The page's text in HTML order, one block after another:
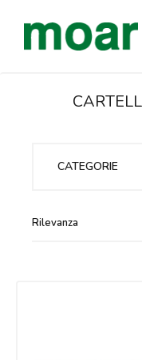
CATEGORIE
Rilevanza